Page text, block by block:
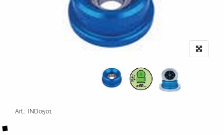
Art.: IND0501